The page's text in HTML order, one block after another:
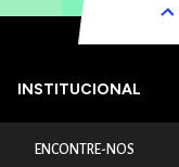
INSTITUCIONAL
ENCONTRE-NOS